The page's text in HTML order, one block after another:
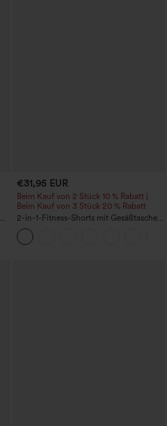
€31,95 EUR
Beim Kauf von 2 Stück 10 % Rabatt |
Beim Kauf von 3 Stück 20 % Rabatt
2-in-1-Fitness-Shorts mit Gesäßtasche
und seitlicher versteckter Tasche 6,3 cm